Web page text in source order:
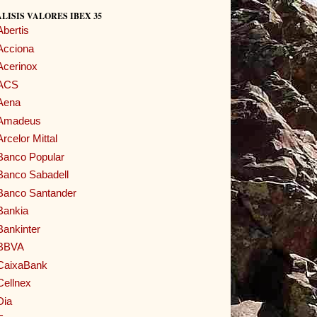
VALORES IBEX 35
Mittal
Popular
Sabadell
Santander